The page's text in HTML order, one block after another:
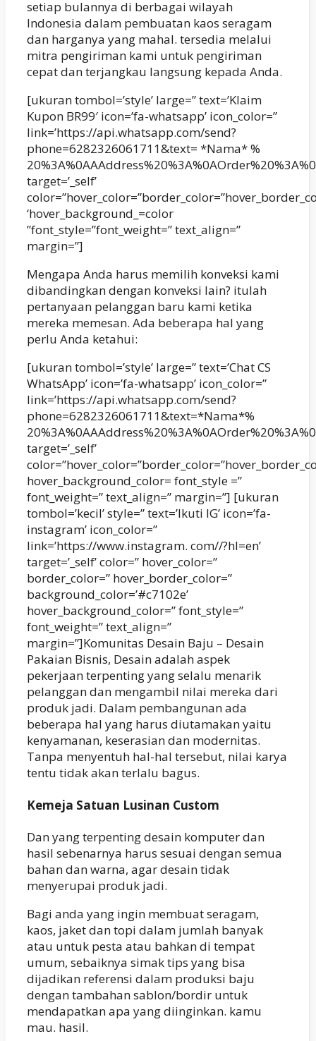
setiap bulannya di berbagai wilayah
Indonesia dalam pembuatan kaos seragam
dan harganya yang mahal. tersedia melalui
mitra pengiriman kami untuk pengiriman
cepat dan terjangkau langsung kepada Anda.
[ukuran tombol=’style’ large=” text=’Klaim
Kupon BR99′ icon=’fa-whatsapp’ icon_color=”
link=’https://api.whatsapp.com/send?
phone=6282326061711&text= *Nama* %
target=’_self’
‘hover_background_=color
”font_style=”font_weight=” text_align=”
margin=”]
Mengapa Anda harus memilih konveksi kami
dibandingkan dengan konveksi lain? itulah
pertanyaan pelanggan baru kami ketika
mereka memesan. Ada beberapa hal yang
perlu Anda ketahui:
[ukuran tombol=’style’ large=” text=’Chat CS
WhatsApp’ icon=’fa-whatsapp’ icon_color=”
link=’https://api.whatsapp.com/send?
phone=6282326061711&text=*Nama*%
target=’_self’
hover_background_color= font_style =”
font_weight=” text_align=” margin=”] [ukuran
tombol=’kecil’ style=” text=’Ikuti IG’ icon=’fa-
instagram’ icon_color=”
link=’https://www.instagram. com//?hl=en’
target=’_self’ color=” hover_color=”
border_color=” hover_border_color=”
background_color=’#c7102e’
hover_background_color=” font_style=”
font_weight=” text_align=”
margin=”]Komunitas Desain Baju – Desain
Pakaian Bisnis, Desain adalah aspek
pekerjaan terpenting yang selalu menarik
pelanggan dan mengambil nilai mereka dari
produk jadi. Dalam pembangunan ada
beberapa hal yang harus diutamakan yaitu
kenyamanan, keserasian dan modernitas.
Tanpa menyentuh hal-hal tersebut, nilai karya
tentu tidak akan terlalu bagus.
Kemeja Satuan Lusinan Custom
Dan yang terpenting desain komputer dan
hasil sebenarnya harus sesuai dengan semua
bahan dan warna, agar desain tidak
menyerupai produk jadi.
Bagi anda yang ingin membuat seragam,
kaos, jaket dan topi dalam jumlah banyak
atau untuk pesta atau bahkan di tempat
umum, sebaiknya simak tips yang bisa
dijadikan referensi dalam produksi baju
dengan tambahan sablon/bordir untuk
mendapatkan apa yang diinginkan. kamu
mau. hasil.